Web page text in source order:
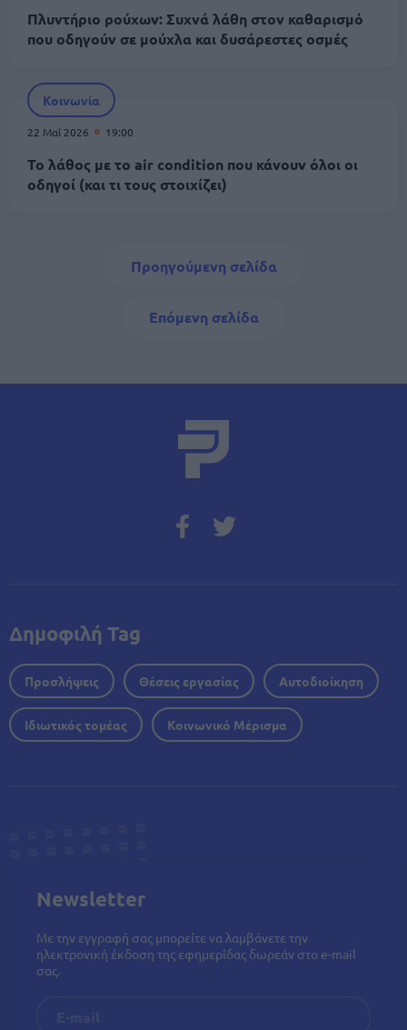
Πλυντήριο ρούχων: Συχνά λάθη στον καθαρισμό
που οδηγούν σε μούχλα και δυσάρεστες οσμές
Κοινωνία
22 Μαΐ 2026 19:00
Το λάθος με το air condition που κάνουν όλοι οι
οδηγοί (και τι τους στοιχίζει)
Προηγούμενη σελίδα
Προηγούμενη σελίδα
Next page
Επόμενη σελίδα
Δημοφιλή Tag
Προσλήψεις Θέσεις εργασίας Αυτοδιοίκηση
Ιδιωτικός τομέας Κοινωνικό Μέρισμα
Newsletter
Με την εγγραφή σας μπορείτε να λαμβάνετε την
ηλεκτρονική έκδοση της εφημερίδας δωρεάν στο e-mail
σας.